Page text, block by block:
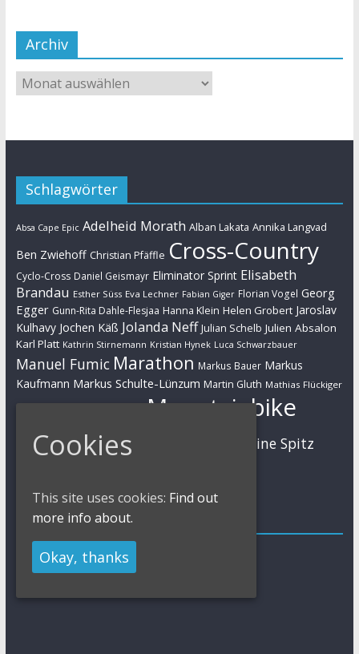
Archiv
Schlagwörter
Absa Cape Epic Adelheid Morath Alban Lakata Annika Langvad
Ben Zwiehoff Christian Pfäffle Cross-Country
Cyclo-Cross Daniel Geismayr Eliminator Sprint Elisabeth
Brandau Esther Süss Eva Lechner Fabian Giger Florian Vogel Georg
Egger Gunn-Rita Dahle-Flesjaa Hanna Klein Helen Grobert Jaroslav
Kulhavy Jochen Käß Jolanda Neff Julian Schelb Julien Absalon
Karl Platt Kathrin Stirnemann Kristian Hynek Luca Schwarzbauer
Manuel Fumic Marathon Markus Bauer Markus
Kaufmann Markus Schulte-Lünzum Martin Gluth Mathias Flückiger
Mountainbike
MTB Nadine Rieder Sabine Spitz
Impressum
Impressum / Kontakt
Datenschutzerklärung
Cookies
This site uses cookies: Find out
more info about.
Okay, thanks